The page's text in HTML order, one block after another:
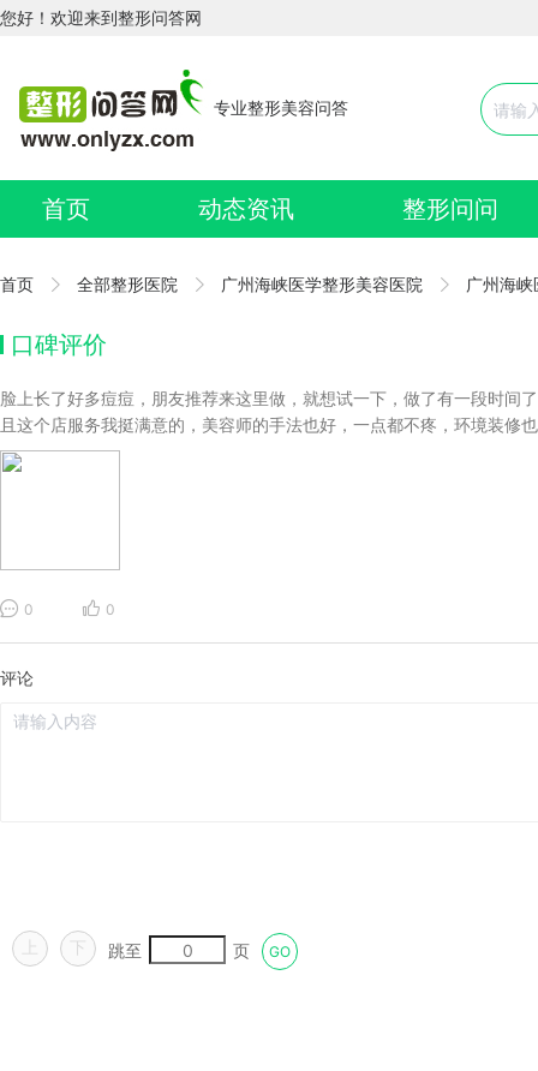
您好！欢迎来到整形问答网
专业整形美容问答
首页 动态资讯 整形问问
首页 全部整形医院 广州海峡医学整形美容医院 广州海
口碑评价
脸上长了好多痘痘，朋友推荐来这里做，就想试一下，做了有一段时间
且这个店服务我挺满意的，美容师的手法也好，一点都不疼，环境装修
0 0
评论
下 跳至 页 GO